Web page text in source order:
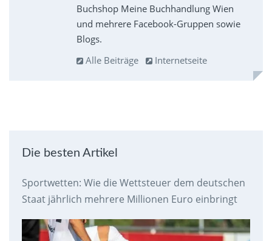
Buchshop Meine Buchhandlung Wien
und mehrere Facebook-Gruppen sowie
Blogs.
Alle Beiträge
Internetseite
Die besten Artikel
Sportwetten: Wie die Wettsteuer dem deutschen
Staat jährlich mehrere Millionen Euro einbringt